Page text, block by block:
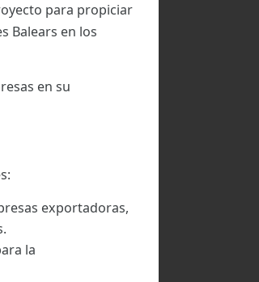
para propiciar
Balears en los
en su
exportadoras,
la